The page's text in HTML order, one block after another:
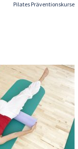
Pilates Präventionskurse